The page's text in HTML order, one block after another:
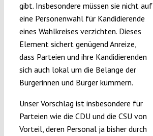
gibt. Insbesondere müssen sie nicht auf
eine Personenwahl für Kandidierende
eines Wahlkreises verzichten. Dieses
Element sichert genügend Anreize,
dass Parteien und ihre Kandidierenden
sich auch lokal um die Belange der
Bürgerinnen und Bürger kümmern.
Unser Vorschlag ist insbesondere für
Parteien wie die CDU und die CSU von
Vorteil, deren Personal ja bisher durch